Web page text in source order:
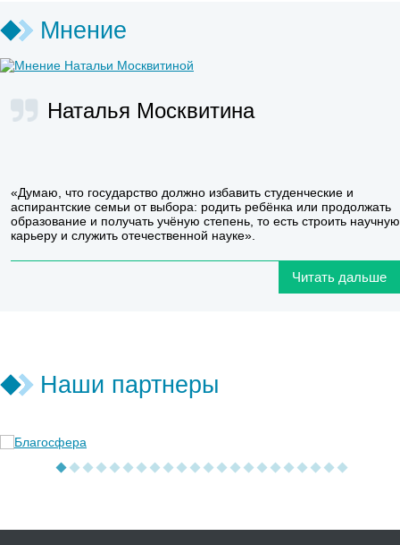
Мнение
Наталья Москвитина
«Думаю, что государство должно избавить студенческие и
аспирантские семьи от выбора: родить ребёнка или продолжать
образование и получать учёную степень, то есть строить научную
карьеру и служить отечественной науке».
Читать дальше
Наши партнеры